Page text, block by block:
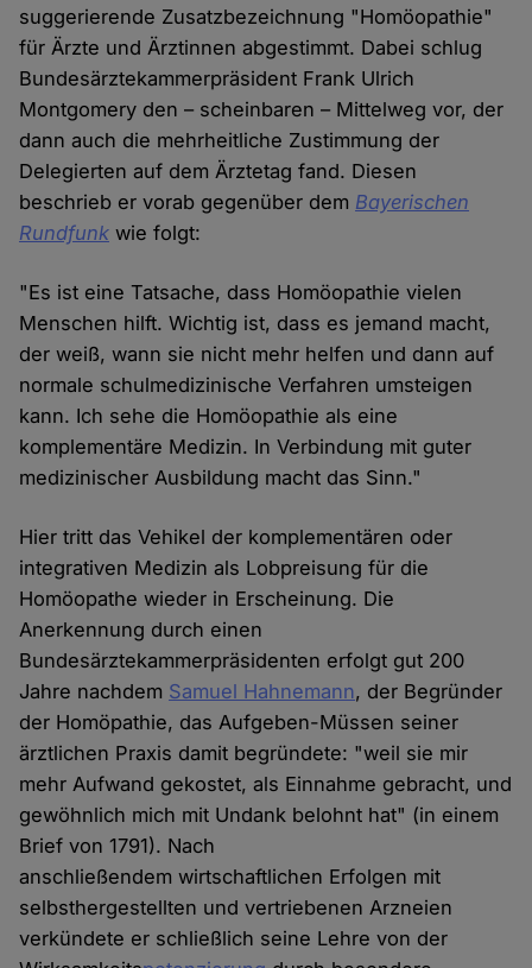
suggerierende Zusatzbezeichnung "Homöopathie"
für Ärzte und Ärztinnen abgestimmt. Dabei schlug
Bundesärztekammerpräsident Frank Ulrich
Montgomery den – scheinbaren – Mittelweg vor, der
dann auch die mehrheitliche Zustimmung der
Delegierten auf dem Ärztetag fand. Diesen
beschrieb er vorab gegenüber dem Bayerischen
Rundfunk wie folgt:
"Es ist eine Tatsache, dass Homöopathie vielen
Menschen hilft. Wichtig ist, dass es jemand macht,
der weiß, wann sie nicht mehr helfen und dann auf
normale schulmedizinische Verfahren umsteigen
kann. Ich sehe die Homöopathie als eine
komplementäre Medizin. In Verbindung mit guter
medizinischer Ausbildung macht das Sinn."
Hier tritt das Vehikel der komplementären oder
integrativen Medizin als Lobpreisung für die
Homöopathe wieder in Erscheinung. Die
Anerkennung durch einen
Bundesärztekammerpräsidenten erfolgt gut 200
Jahre nachdem Samuel Hahnemann, der Begründer
der Homöpathie, das Aufgeben-Müssen seiner
ärztlichen Praxis damit begründete: "weil sie mir
mehr Aufwand gekostet, als Einnahme gebracht, und
gewöhnlich mich mit Undank belohnt hat" (in einem
Brief von 1791). Nach
anschließendem wirtschaftlichen Erfolgen mit
selbsthergestellten und vertriebenen Arzneien
verkündete er schließlich seine Lehre von der